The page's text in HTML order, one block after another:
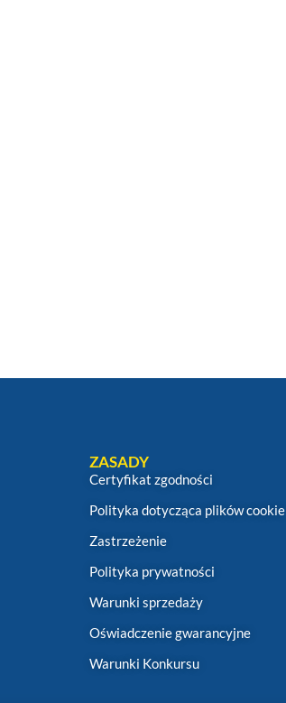
ZASADY
Certyfikat zgodności
Polityka dotycząca plików cookie
Zastrzeżenie
Polityka prywatności
Warunki sprzedaży
Oświadczenie gwarancyjne
Warunki Konkursu